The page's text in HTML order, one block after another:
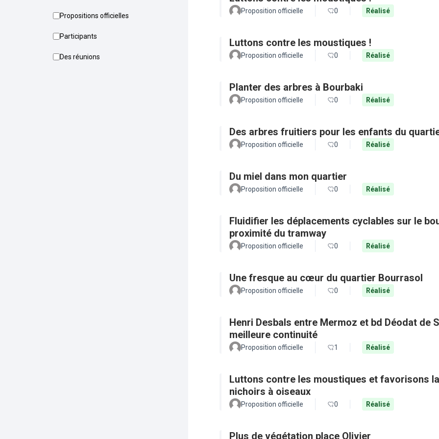
Propositions officielles
Participants
Des réunions
Proposition officielle 0 Réalisé
Luttons contre les moustiques !
Proposition officielle 0 Réalisé
Planter des arbres à Bourbaki
Proposition officielle 0 Réalisé
Des arbres fruitiers pour les enfants du
Proposition officielle 0 Réalisé
Du miel dans mon quartier
Proposition officielle 0 Réalisé
Fluidifier les déplacements cyclables sur le
proximité du tramway
Proposition officielle 0 Réalisé
Une fresque au cœur du quartier Bourrasol
Proposition officielle 0 Réalisé
Henri Desbals entre Mermoz et bd Déodat de
meilleure continuité
Proposition officielle 1 Réalisé
Luttons contre les moustiques et favorisons
nichoirs à oiseaux
Proposition officielle 0 Réalisé
Plus de végétation place Olivier